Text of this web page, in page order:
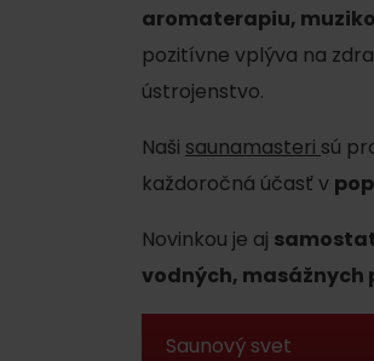
Pobytové
Rezervuj si izby
Kempovanie
So zvieratkami
So zľavami
Letné športy
Turistika
Cyklistika
Lezenie
Vodné
Nordic
aromaterapiu,
pozitívne vplýva na
ústrojenstvo.
Naši saunamasteri sú
každoročná účasť v
Novinkou je aj
vodných, masážnych
Saunový svet